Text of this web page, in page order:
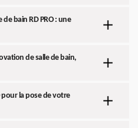
bain RD PRO : une
de salle de bain,
pour la pose de votre